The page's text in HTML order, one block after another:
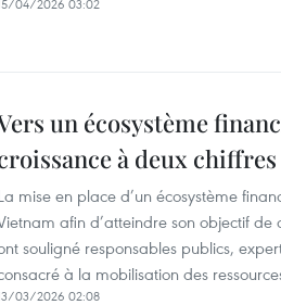
04/2026 03:02
un écosystème
à deux chiffres
mise en place d’un écosystème
afin d’atteindre son objectif
souligné responsables publics,
à la mobilisation des
03/2026 02:08